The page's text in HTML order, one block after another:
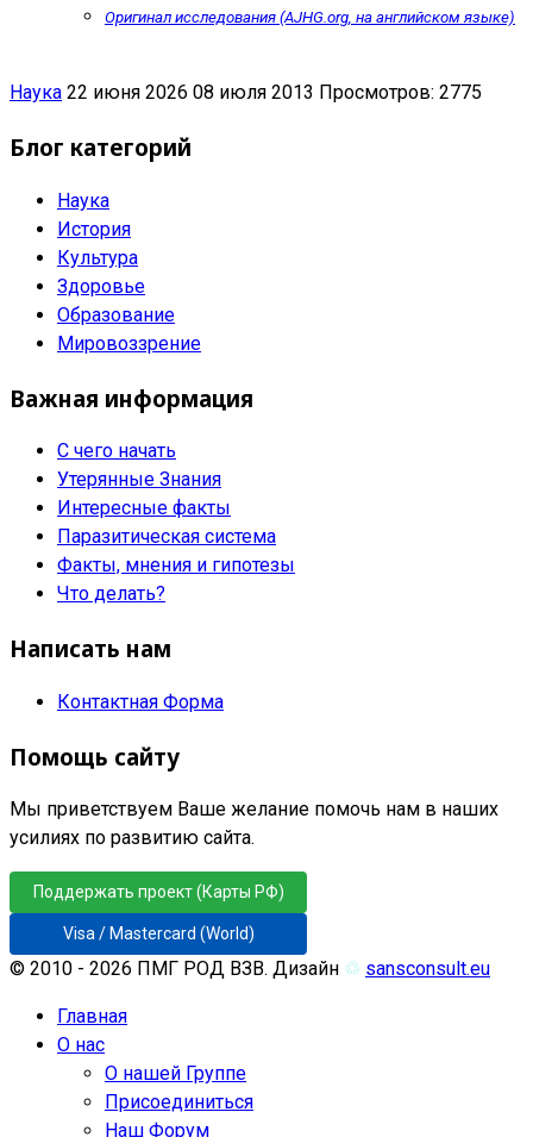
Оригинал исследования (AJHG.org, на английском языке)
Наука 22 июня 2026 08 июля 2013 Просмотров: 2775
Блог категорий
Наука
История
Культура
Здоровье
Образование
Мировоззрение
Важная информация
С чего начать
Утерянные Знания
Интересные факты
Паразитическая система
Факты, мнения и гипотезы
Что делать?
Написать нам
Контактная Форма
Помощь сайту
Мы приветствуем Ваше желание помочь нам в наших
усилиях по развитию сайта.
Поддержать проект (Карты РФ)
Visa / Mastercard (World)
© 2010 - 2026 ПМГ РОД ВЗВ. Дизайн ♲ sansconsult.eu
Главная
О нас
О нашей Группе
Присоединиться
Наш Форум